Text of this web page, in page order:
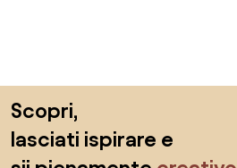
Scopri,
lasciati ispirare e